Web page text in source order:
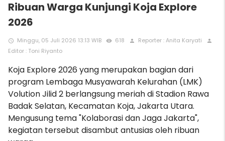
Ribuan Warga Kunjungi Koja Explore
2026
access_time Minggu, 05 Juli 2026 13:13 WIB remove_red_eye 618 person Reporter : Anita Karyati person
Editor : Toni Riyanto
Koja Explore 2026 yang merupakan bagian dari
program Lembaga Musyawarah Kelurahan (LMK)
Volution Jilid 2 berlangsung meriah di Stadion Rawa
Badak Selatan, Kecamatan Koja, Jakarta Utara.
Mengusung tema "Kolaborasi dan Jaga Jakarta",
kegiatan tersebut disambut antusias oleh ribuan